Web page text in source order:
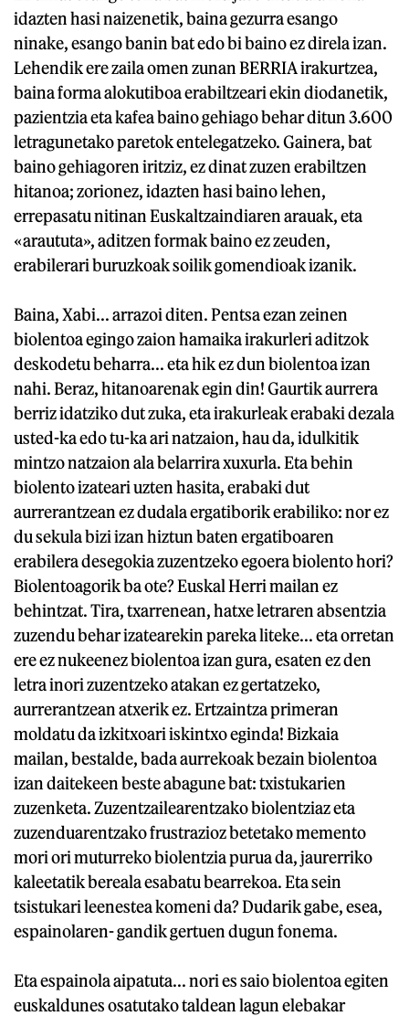
idazten hasi naizenetik, baina gezurra esango
ninake, esango banin bat edo bi baino ez direla izan.
Lehendik ere zaila omen zunan BERRIA irakurtzea,
baina forma alokutiboa erabiltzeari ekin diodanetik,
pazientzia eta kafea baino gehiago behar ditun 3.600
letragunetako paretok entelegatzeko. Gainera, bat
baino gehiagoren iritziz, ez dinat zuzen erabiltzen
hitanoa; zorionez, idazten hasi baino lehen,
errepasatu nitinan Euskaltzaindiaren arauak, eta
«araututa», aditzen formak baino ez zeuden,
erabilerari buruzkoak soilik gomendioak izanik.
Baina, Xabi... arrazoi diten. Pentsa ezan zeinen
biolentoa egingo zaion hamaika irakurleri aditzok
deskodetu beharra... eta hik ez dun biolentoa izan
nahi. Beraz, hitanoarenak egin din! Gaurtik aurrera
berriz idatziko dut zuka, eta irakurleak erabaki dezala
usted-ka edo tu-ka ari natzaion, hau da, idulkitik
mintzo natzaion ala belarrira xuxurla. Eta behin
biolento izateari uzten hasita, erabaki dut
aurrerantzean ez dudala ergatiborik erabiliko: nor ez
du sekula bizi izan hiztun baten ergatiboaren
erabilera desegokia zuzentzeko egoera biolento hori?
Biolentoagorik ba ote? Euskal Herri mailan ez
behintzat. Tira, txarrenean, hatxe letraren absentzia
zuzendu behar izatearekin pareka liteke... eta orretan
ere ez nukeenez biolentoa izan gura, esaten ez den
letra inori zuzentzeko atakan ez gertatzeko,
aurrerantzean atxerik ez. Ertzaintza primeran
moldatu da izkitxoari iskintxo eginda! Bizkaia
mailan, bestalde, bada aurrekoak bezain biolentoa
izan daitekeen beste abagune bat: txistukarien
zuzenketa. Zuzentzailearentzako biolentziaz eta
zuzenduarentzako frustrazioz betetako memento
mori ori muturreko biolentzia purua da, jaurerriko
kaleetatik bereala esabatu bearrekoa. Eta sein
tsistukari leenestea komeni da? Dudarik gabe, esea,
espainolaren- gandik gertuen dugun fonema.
Eta espainola aipatuta... nori es saio biolentoa egiten
euskaldunes osatutako taldean lagun elebakar